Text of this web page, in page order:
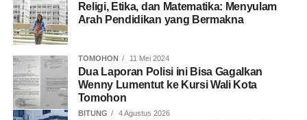
Religi, Etika, dan Matematika: Menyulam
Arah Pendidikan yang Bermakna
TOMOHON 11 Mei 2024
Dua Laporan Polisi ini Bisa Gagalkan
Wenny Lumentut ke Kursi Wali Kota
Tomohon
BITUNG 4 Agustus 2026